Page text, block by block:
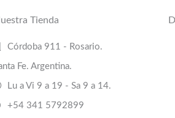
Tienda
Córdoba 911 - Rosario.
Fe. Argentina.
Lu a Vi 9 a 19 - Sa 9 a 14.
+54 341 5792899